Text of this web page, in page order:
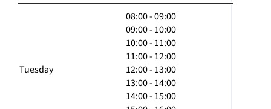
Tuesday
08:00 - 09:00
09:00 - 10:00
10:00 - 11:00
11:00 - 12:00
12:00 - 13:00
13:00 - 14:00
14:00 - 15:00